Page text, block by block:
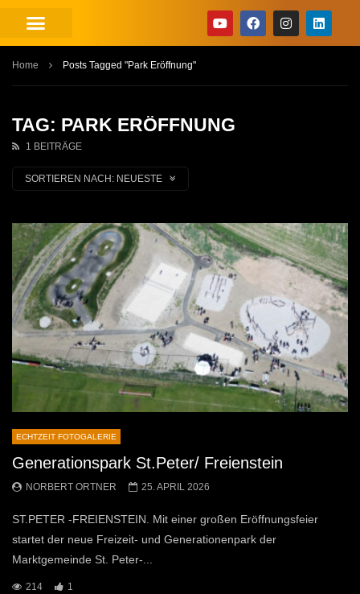
Home Posts Tagged "Park Eröffnung"
TAG: PARK ERÖFFNUNG
1 BEITRÄGE
SORTIEREN NACH: NEUESTE
ECHTZEIT FOTOGALERIE
Generationspark St.Peter/ Freienstein
NORBERT ORTNER 25. APRIL 2026
ST.PETER -FREIENSTEIN. Mit einer großen Eröffnungsfeier
startet der neue Freizeit- und Generationenpark der
Marktgemeinde St. Peter-...
214 1